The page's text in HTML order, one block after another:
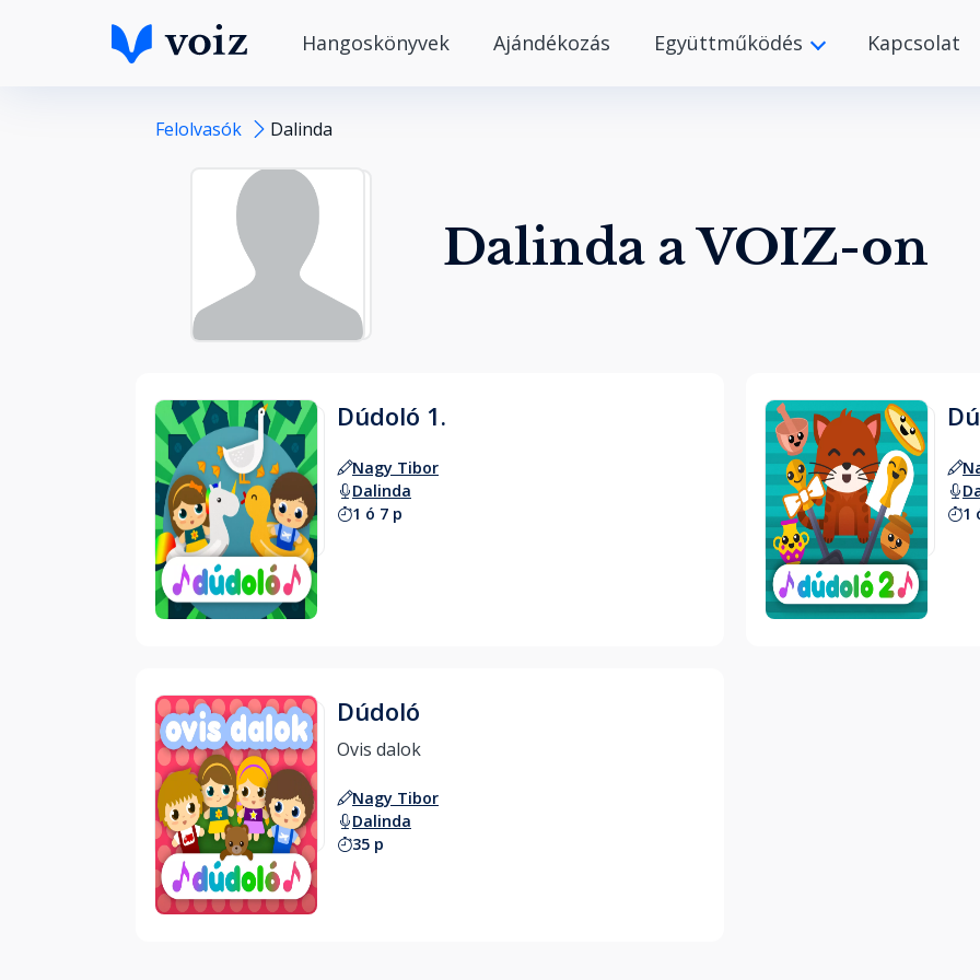
Hangoskönyvek Ajándékozás Együttműködés Kapcsolat
Felolvasók Dalinda
Dalinda a VOIZ-on
Hallgass bele
Dúdoló 1.
Nagy Tibor
Dalinda
1 ó 7 p
Hallgass bele
1
Hallgass bele
Dúdoló
Nagy Tibor
Dalinda
35 p